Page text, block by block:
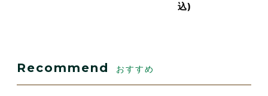
込)
Recommend おすすめ